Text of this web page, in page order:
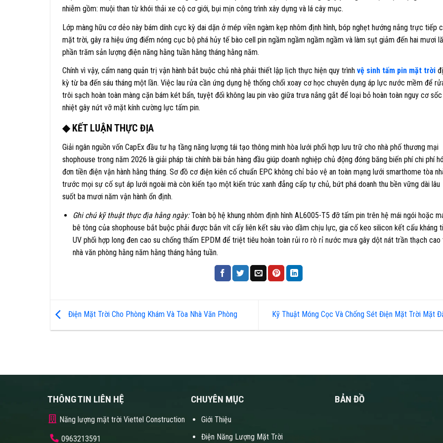
nhiễm gồm: muội than từ khói thải xe cộ cơ giới, bụi mịn công trình xây dựng và lá cây mục.
Lớp màng hữu cơ dẻo này bám dính cực kỳ dai dặn ở mép viền ngàm kẹp nhôm định hình, bóp nghẹt hướng nắng trực tiếp
mặt trời, gây ra hiệu ứng điểm nóng cục bộ phá hủy tế bào cell pin ngầm ngầm ngầm ngầm và làm sụt giảm đến hai mươi
phần trăm sản lượng điện năng hằng tuần hằng tháng hằng năm.
Chính vì vậy, cẩm nang quản trị vận hành bắt buộc chủ nhà phải thiết lập lịch thực hiện quy trình vệ sinh tấm pin mặt trời
kỳ từ ba đến sáu tháng một lần. Việc lau rửa cần ứng dụng hệ thống chổi xoay cơ học chuyên dụng áp lực nước mềm để
trôi sạch hoàn toàn màng cặn bám két bẩn, tuyệt đối không lau pin vào giữa trưa nắng gắt để loại bỏ hoàn toàn nguy cơ sốc
nhiệt gây nứt vỡ mặt kính cường lực tấm pin.
◆ KẾT LUẬN THỰC ĐỊA
Giải ngân nguồn vốn CapEx đầu tư hạ tầng năng lượng tái tạo thông minh hòa lưới phối hợp lưu trữ cho nhà phố thương mại
shophouse trong năm 2026 là giải pháp tài chính bài bản hàng đầu giúp doanh nghiệp chủ động đóng băng biến phí chi phí
đơn tiền điện vận hành hằng tháng. Sơ đồ cơ điện kiên cố chuẩn EPC không chỉ bảo vệ an toàn mạng lưới smarthome tòa
trước mọi sự cố sụt áp lưới ngoài mà còn kiến tạo một kiến trúc xanh đẳng cấp tự chủ, bứt phá doanh thu bền vững dài lâu
suốt ba mươi năm vận hành ổn định.
Ghi chú kỹ thuật thực địa hằng ngày:Toàn bộ hệ khung nhôm định hình AL6005-T5 đỡ tấm pin trên hệ mái ngói hoặc
bê tông của shophouse bắt buộc phải được bắn vít cấy liên kết sâu vào dầm chịu lực, gia cố keo silicon kết cấu kháng
UV phối hợp long đen cao su chống thấm EPDM để triệt tiêu hoàn toàn rủi ro rò rỉ nước mưa gây dột nát trần thạch cao
nhà văn phòng hằng năm hằng tháng hằng tuần.
Điện Mặt Trời Cho Phòng Khám Và Tòa Nhà Văn Phòng Kỹ Thuật Móng Cọc Và Chống Sét Điện Mặt Trời Mặt
THÔNG TIN LIÊN HỆ
Năng lượng mặt trời Viettel Construction
0963213591
CHUYÊN MỤC
Giới Thiệu
Điện Năng Lượng Mặt Trời
BẢN ĐỒ